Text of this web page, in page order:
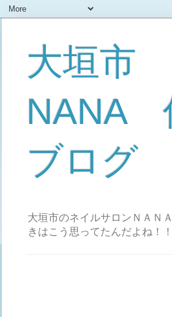
大垣市
NANA
ブログ
大垣市のネイルサロンＮＡＮ
きはこう思ってたんだよね！